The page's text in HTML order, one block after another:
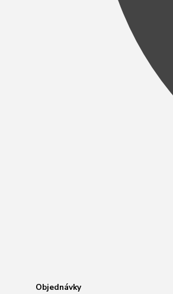
Objednávky